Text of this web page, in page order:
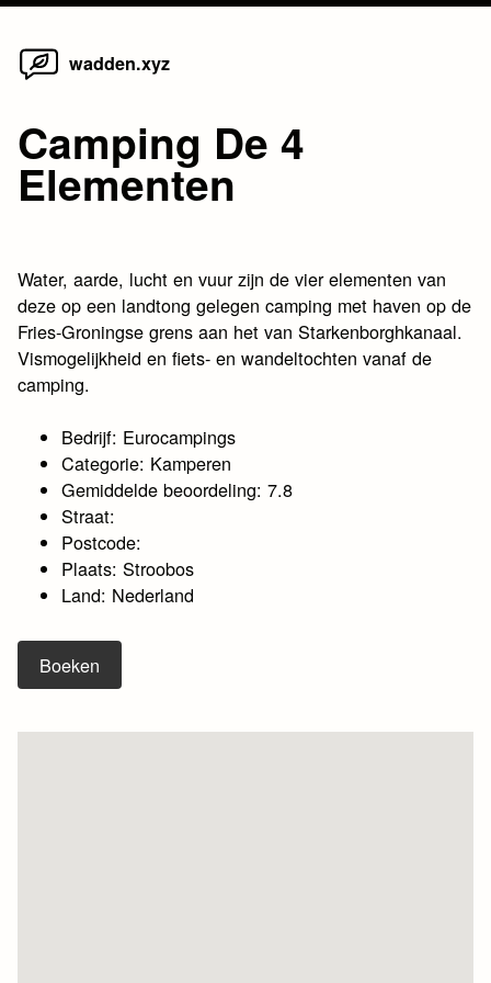
Skip
wadden.xyz
Camping De 4
Elementen
Water, aarde, lucht en vuur zijn de vier elementen van
deze op een landtong gelegen camping met haven op de
Fries-Groningse grens aan het van Starkenborghkanaal.
Vismogelijkheid en fiets- en wandeltochten vanaf de
camping.
Bedrijf: Eurocampings
Categorie: Kamperen
Gemiddelde beoordeling: 7.8
Straat:
Postcode:
Plaats: Stroobos
Land: Nederland
Boeken